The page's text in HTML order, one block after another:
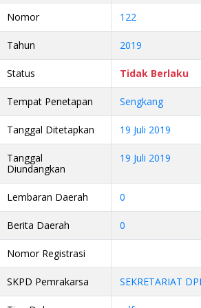
Nomor 122
Tahun 2019
Status Tidak Berlaku
Tempat Penetapan Sengkang
Tanggal Ditetapkan 19 Juli 2019
Tanggal
Diundangkan
19 Juli 2019
Lembaran Daerah 0
Berita Daerah 0
Nomor Registrasi
SKPD Pemrakarsa SEKRETARIAT